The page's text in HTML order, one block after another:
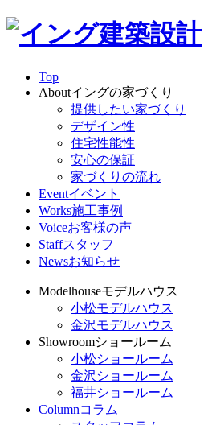
Top
Aboutイングの家づくり
提供したい家づくり
デザイン性
住宅性能性
安心の保証
家づくりの流れ
Eventイベント
Works施工事例
Voiceお客様の声
Staffスタッフ
Newsお知らせ
Modelhouseモデルハウス
小松モデルハウス
金沢モデルハウス
Showroomショールーム
小松ショールーム
金沢ショールーム
福井ショールーム
Columnコラム